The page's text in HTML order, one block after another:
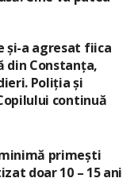
și-a agresat fiica
din Constanța,
Poliția și
continuă
primești
doar 10 – 15 ani